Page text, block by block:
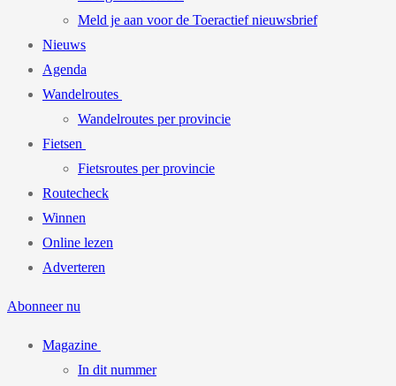
Meld je aan voor de Toeractief nieuwsbrief
Nieuws
Agenda
Wandelroutes
Wandelroutes per provincie
Fietsen
Fietsroutes per provincie
Routecheck
Winnen
Online lezen
Adverteren
Abonneer nu
Magazine
In dit nummer